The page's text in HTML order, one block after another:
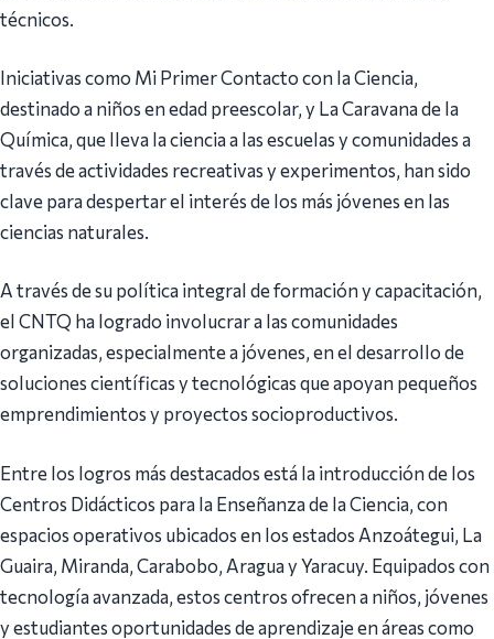
técnicos.
Iniciativas como Mi Primer Contacto con la Ciencia,
destinado a niños en edad preescolar, y La Caravana de la
Química, que lleva la ciencia a las escuelas y comunidades a
través de actividades recreativas y experimentos, han sido
clave para despertar el interés de los más jóvenes en las
ciencias naturales.
A través de su política integral de formación y capacitación,
el CNTQ ha logrado involucrar a las comunidades
organizadas, especialmente a jóvenes, en el desarrollo de
soluciones científicas y tecnológicas que apoyan pequeños
emprendimientos y proyectos socioproductivos.
Entre los logros más destacados está la introducción de los
Centros Didácticos para la Enseñanza de la Ciencia, con
espacios operativos ubicados en los estados Anzoátegui, La
Guaira, Miranda, Carabobo, Aragua y Yaracuy. Equipados con
tecnología avanzada, estos centros ofrecen a niños, jóvenes
y estudiantes oportunidades de aprendizaje en áreas como